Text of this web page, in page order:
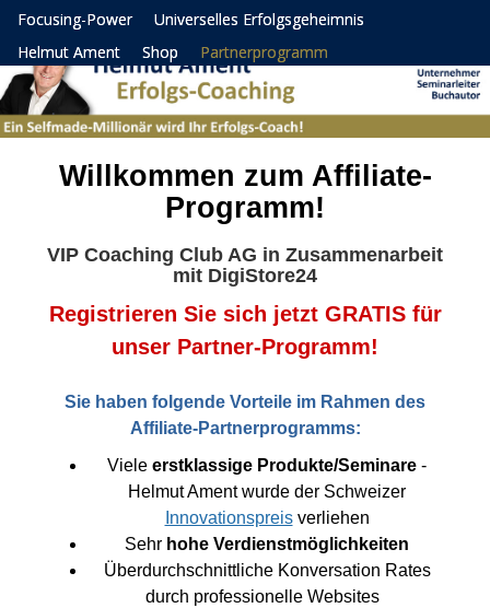
Focusing-Power
Universelles Erfolgsgeheimnis
Helmut Ament
Shop Partnerprogramm
Willkommen zum Affiliate-
Programm!
VIP Coaching Club AG in Zusammenarbeit
mit DigiStore24
Registrieren Sie sich jetzt GRATIS für
unser Partner-Programm!
Sie haben folgende Vorteile im Rahmen des
Affiliate-Partnerprogramms:
Viele erstklassige Produkte/Seminare -
Helmut Ament wurde der Schweizer
Innovationspreisverliehen
Sehr hohe Verdienstmöglichkeiten
Überdurchschnittliche Konversation Rates
durch professionelle Websites